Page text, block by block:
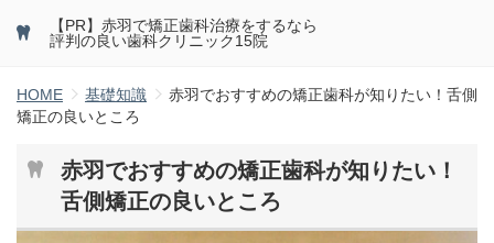
【PR】赤羽で矯正歯科治療をするなら
評判の良い歯科クリニック15院
HOME 基礎知識
赤羽でおすすめの矯正歯科が知りたい！舌側
矯正の良いところ
赤羽でおすすめの矯正歯科が知りたい！
舌側矯正の良いところ